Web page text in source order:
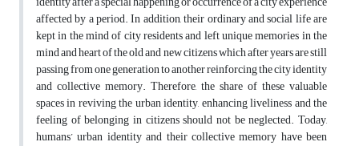
affected by a period. In addition, their ordinary and social life are
kept in the mind of city residents and left unique memories in the
mind and heart of the old and new citizens which after years are still
passing from one generation to another reinforcing the city identity
and collective memory. Therefore, the share of these valuable
spaces in reviving the urban identity, enhancing liveliness and the
feeling of belonging in citizens should not be neglected. Today,
humans’ urban identity and their collective memory have been